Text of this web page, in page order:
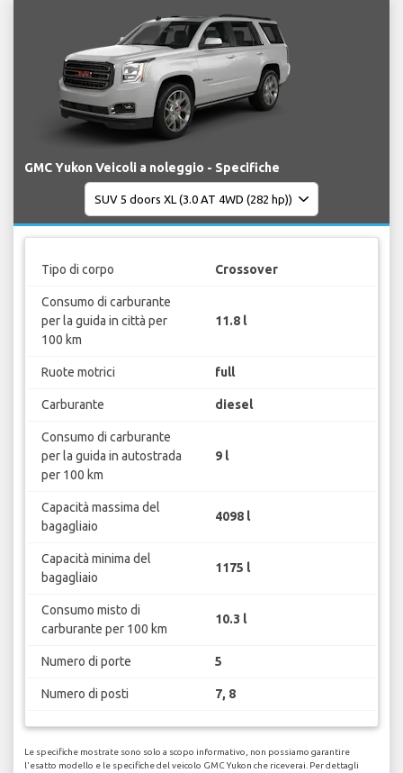
GMC Yukon Veicoli a noleggio - Specifiche
Tipo di corpo Crossover
Consumo di carburante
per la guida in città per
100 km
11.8 l
Ruote motrici full
Carburante diesel
Consumo di carburante
per la guida in autostrada
per 100 km
9 l
Capacità massima del
bagagliaio
4098 l
Capacità minima del
bagagliaio
1175 l
Consumo misto di
carburante per 100 km
10.3 l
Numero di porte 5
Numero di posti 7, 8
Le specifiche mostrate sono solo a scopo informativo, non possiamo garantire
l'esatto modello e le specifiche del veicolo GMC Yukon che riceverai. Per dettagli